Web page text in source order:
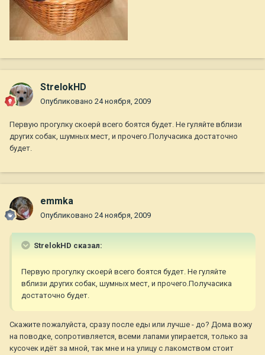
StrelokHD
Опубликовано 24 ноября, 2009
Первую прогулку скоерй всего боятся будет. Не гуляйте вблизи
других собак, шумных мест, и прочего.Получасика достаточно
будет.
emmka
Опубликовано 24 ноября, 2009
StrelokHD сказал:
Первую прогулку скоерй всего боятся будет. Не гуляйте
вблизи других собак, шумных мест, и прочего.Получасика
достаточно будет.
Скажите пожалуйста, сразу после еды или лучше - до? Дома вожу
на поводке, сопротивляется, всеми лапами упирается, только за
кусочек идёт за мной, так мне и на улицу с лакомством стоит